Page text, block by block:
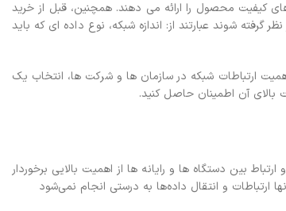
کیفیت محصول را ارائه می دهند. همچنین، قبل از خرید
شوند عبارتند از: اندازه شبکه، نوع داده ای که باید
ارتباطات شبکه در سازمان ها و شرکت ها، انتخاب یک
آن اطمینان حاصل کنید.
بین دستگاه ها و رایانه ها از اهمیت بالایی برخوردار
ارتباطات و انتقال داده‌ها به درستی انجام نمی‌شود